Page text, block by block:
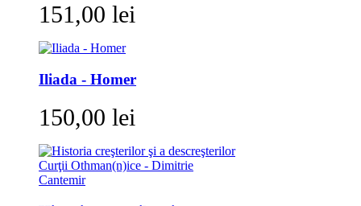
151,00 lei
Iliada - Homer
150,00 lei